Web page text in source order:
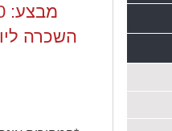
מבצע: 6000
השכרה